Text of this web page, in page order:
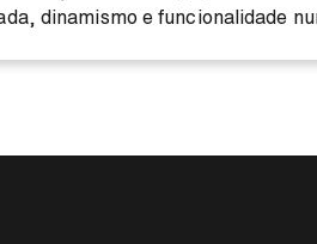
dinamismo e funcionalidade